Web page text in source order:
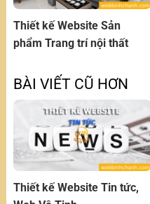
Thiết kế Website Sản
phẩm Trang trí nội thất
BÀI VIẾT CŨ HƠN
Thiết kế Website Tin tức,